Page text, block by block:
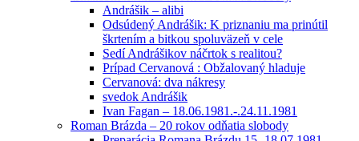
Andrášik – alibi
Odsúdený Andrášik: K priznaniu ma prinútil
škrtením a bitkou spoluväzeň v cele
Sedí Andrášikov náčrtok s realitou?
Prípad Cervanová : Obžalovaný hladuje
Cervanová: dva nákresy
svedok Andrášik
Ivan Fagan – 18.06.1981.-.24.11.1981
Roman Brázda – 20 rokov odňatia slobody